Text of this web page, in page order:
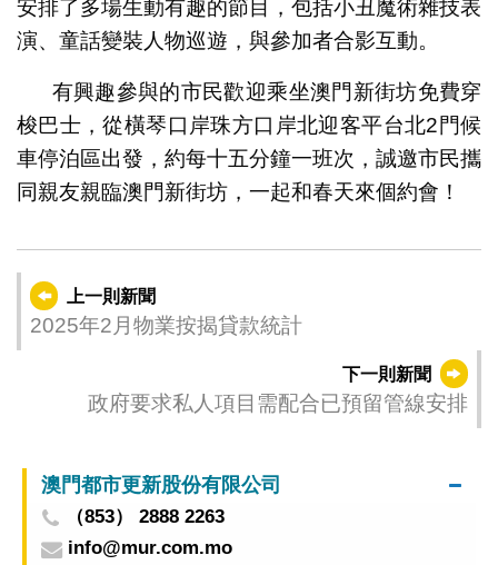
安排了多場生動有趣的節目，包括小丑魔術雜技表
演、童話變裝人物巡遊，與參加者合影互動。
有興趣參與的市民歡迎乘坐澳門新街坊免費穿
梭巴士，從橫琴口岸珠方口岸北迎客平台北2門候
車停泊區出發，約每十五分鐘一班次，誠邀市民攜
同親友親臨澳門新街坊，一起和春天來個約會！
上一則新聞
2025年2月物業按揭貸款統計
下一則新聞
政府要求私人項目需配合已預留管線安排
澳門都市更新股份有限公司
（853） 2888 2263
info@mur.com.mo